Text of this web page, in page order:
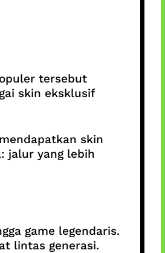
tersebut
skin eksklusif
skin
jalur yang lebih
game legendaris.
lintas generasi.